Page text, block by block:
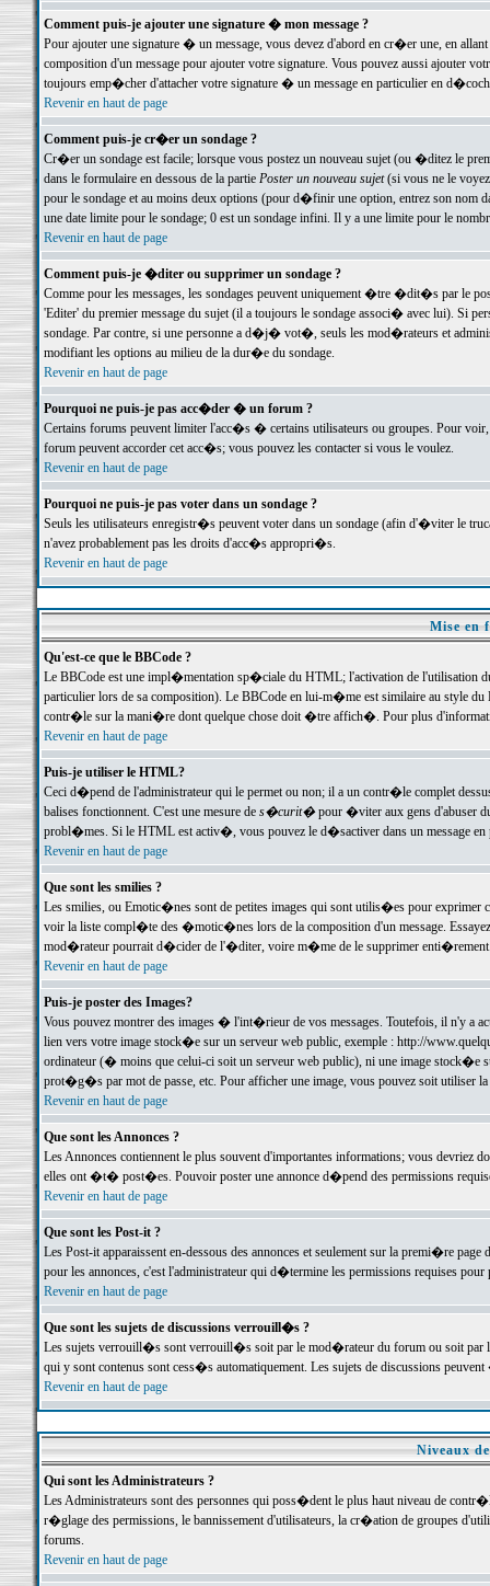
Comment puis-je ajouter une signature � mon message ?
Pour ajouter une signature � un message, vous devez d'abord en cr�er une, en
composition d'un message pour ajouter votre signature. Vous pouvez aussi ajouter
toujours emp�cher d'attacher votre signature � un message en particulier en
Revenir en haut de page
Comment puis-je cr�er un sondage ?
Cr�er un sondage est facile; lorsque vous postez un nouveau sujet (ou �ditez le
dans le formulaire en dessous de la partie Poster un nouveau sujet(si vous ne le voyez
pour le sondage et au moins deux options (pour d�finir une option, entrez son nom
une date limite pour le sondage; 0 est un sondage infini. Il y a une limite pour le
Revenir en haut de page
Comment puis-je �diter ou supprimer un sondage ?
Comme pour les messages, les sondages peuvent uniquement �tre �dit�s par le
'Editer' du premier message du sujet (il a toujours le sondage associ� avec lui). Si
sondage. Par contre, si une personne a d�j� vot�, seuls les mod�rateurs et
modifiant les options au milieu de la dur�e du sondage.
Revenir en haut de page
Pourquoi ne puis-je pas acc�der � un forum ?
Certains forums peuvent limiter l'acc�s � certains utilisateurs ou groupes. Pour
forum peuvent accorder cet acc�s; vous pouvez les contacter si vous le voulez.
Revenir en haut de page
Pourquoi ne puis-je pas voter dans un sondage ?
Seuls les utilisateurs enregistr�s peuvent voter dans un sondage (afin d'�viter le
n'avez probablement pas les droits d'acc�s appropri�s.
Revenir en haut de page
Mise en
Qu'est-ce que le BBCode ?
Le BBCode est une impl�mentation sp�ciale du HTML; l'activation de l'utilisation
particulier lors de sa composition). Le BBCode en lui-m�me est similaire au style
contr�le sur la mani�re dont quelque chose doit �tre affich�. Pour plus
Revenir en haut de page
Puis-je utiliser le HTML?
Ceci d�pend de l'administrateur qui le permet ou non; il a un contr�le complet
balises fonctionnent. C'est une mesure de s�curit�pour �viter aux gens d'abuser
probl�mes. Si le HTML est activ�, vous pouvez le d�sactiver dans un message en
Revenir en haut de page
Que sont les smilies ?
Les smilies, ou Emotic�nes sont de petites images qui sont utilis�es pour exprimer
voir la liste compl�te des �motic�nes lors de la composition d'un message.
mod�rateur pourrait d�cider de l'�diter, voire m�me de le supprimer
Revenir en haut de page
Puis-je poster des Images?
Vous pouvez montrer des images � l'int�rieur de vos messages. Toutefois, il n'y a
lien vers votre image stock�e sur un serveur web public, exemple : http://
ordinateur (� moins que celui-ci soit un serveur web public), ni une image stock�e
prot�g�s par mot de passe, etc. Pour afficher une image, vous pouvez soit
Revenir en haut de page
Que sont les Annonces ?
Les Annonces contiennent le plus souvent d'importantes informations; vous devriez
elles ont �t� post�es. Pouvoir poster une annonce d�pend des permissions
Revenir en haut de page
Que sont les Post-it ?
Les Post-it apparaissent en-dessous des annonces et seulement sur la premi�re
pour les annonces, c'est l'administrateur qui d�termine les permissions requises pour
Revenir en haut de page
Que sont les sujets de discussions verrouill�s ?
Les sujets verrouill�s sont verrouill�s soit par le mod�rateur du forum ou soit par
qui y sont contenus sont cess�s automatiquement. Les sujets de discussions
Revenir en haut de page
Niveaux
Qui sont les Administrateurs ?
Les Administrateurs sont des personnes qui poss�dent le plus haut niveau de
r�glage des permissions, le bannissement d'utilisateurs, la cr�ation de groupes
forums.
Revenir en haut de page